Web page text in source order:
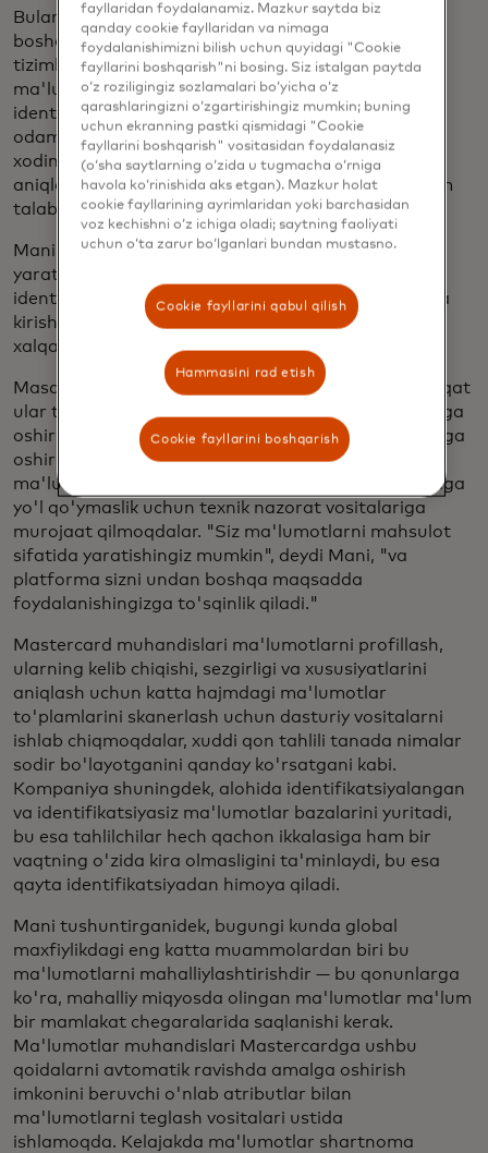
Bular ikkita keng toifaga bo'lingan maxfiylikni
boshqarish misollari. Texnik boshqaruv elementlari
tizimlarning o'ziga o'rnatilgan — masalan,
ma'lumotlardan foydalanishdan oldin ularni
identifikatsiyadan chiqarish. Ma'muriy boshqaruv
odamlar va jarayonlarga tayanadi, masalan,
xodimlarni biror narsa noto'g'ri ko'rinayotganini
aniqlashga o'rgatish. Va ba'zi hollarda, ikkalasi ham
talab qilinadi.
Mani'ning vazifasi ushbu boshqaruv elementlarini
yaratish va joylashtirishdan iborat, shunda
identifikatsiyadan chiqarilgan ma'lumotlarga tezda
kirish va xavfsiz tarzda hamda bir qator milliy va
xalqaro qoidalarga muvofiq ishlov berish mumkin.
Masalan, maqsadni cheklash — ma'lumotlardan faqat
ular to'plangan sababga ko'ra foydalanish — amalga
oshirish qiyin. Ba'zan bu mashg'ulotlar orqali amalga
oshiriladi. Biroq, kompaniyalar tobora ko'proq
ma'lumotlarning ruxsatsiz maqsadlarda ishlatilishiga
yo'l qo'ymaslik uchun texnik nazorat vositalariga
murojaat qilmoqdalar. "Siz ma'lumotlarni mahsulot
sifatida yaratishingiz mumkin", deydi Mani, "va
platforma sizni undan boshqa maqsadda
foydalanishingizga to'sqinlik qiladi."
Mastercard muhandislari ma'lumotlarni profillash,
ularning kelib chiqishi, sezgirligi va xususiyatlarini
aniqlash uchun katta hajmdagi ma'lumotlar
to'plamlarini skanerlash uchun dasturiy vositalarni
ishlab chiqmoqdalar, xuddi qon tahlili tanada nimalar
sodir bo'layotganini qanday ko'rsatgani kabi.
Kompaniya shuningdek, alohida identifikatsiyalangan
va identifikatsiyasiz ma'lumotlar bazalarini yuritadi,
bu esa tahlilchilar hech qachon ikkalasiga ham bir
vaqtning o'zida kira olmasligini ta'minlaydi, bu esa
qayta identifikatsiyadan himoya qiladi.
Mani tushuntirganidek, bugungi kunda global
maxfiylikdagi eng katta muammolardan biri bu
ma'lumotlarni mahalliylashtirishdir — bu qonunlarga
ko'ra, mahalliy miqyosda olingan ma'lumotlar ma'lum
bir mamlakat chegaralarida saqlanishi kerak.
Ma'lumotlar muhandislari Mastercardga ushbu
qoidalarni avtomatik ravishda amalga oshirish
imkonini beruvchi o'nlab atributlar bilan
ma'lumotlarni teglash vositalari ustida
ishlamoqda. Kelajakda ma'lumotlar shartnoma
fayllaridan foydalanamiz. Mazkur saytda biz
qanday cookie fayllaridan va nimaga
foydalanishimizni bilish uchun quyidagi "Cookie
fayllarini boshqarish"ni bosing. Siz istalgan paytda
o‘z roziligingiz sozlamalari bo‘yicha o‘z
qarashlaringizni o‘zgartirishingiz mumkin; buning
uchun ekranning pastki qismidagi "Cookie
fayllarini boshqarish" vositasidan foydalanasiz
(o‘sha saytlarning o‘zida u tugmacha o‘rniga
havola ko‘rinishida aks etgan). Mazkur holat
cookie fayllarining ayrimlaridan yoki barchasidan
voz kechishni o‘z ichiga oladi; saytning faoliyati
uchun o‘ta zarur bo‘lganlari bundan mustasno.
Cookie fayllarini qabul qilish
Hammasini rad etish
Cookie fayllarini boshqarish